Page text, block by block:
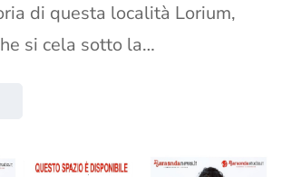
di questa località Lorium,
si cela sotto la…